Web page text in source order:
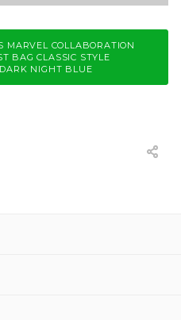
COLLABORATION
BAG CLASSIC STYLE
NIGHT BLUE